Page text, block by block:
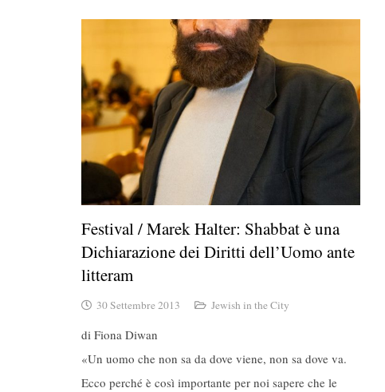
Festival / Marek Halter: Shabbat è una
Dichiarazione dei Diritti dell’Uomo ante
litteram
30 Settembre 2013 Jewish in the City
di Fiona Diwan
«Un uomo che non sa da dove viene, non sa dove va.
Ecco perché è così importante per noi sapere che le